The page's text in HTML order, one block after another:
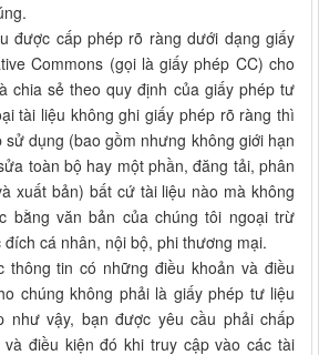
được cấp phép rõ ràng dưới dạng giấy
Commons (gọi là giấy phép CC) cho
chia sẻ theo quy định của giấy phép tư
tài liệu không ghi giấy phép rõ ràng thì
dụng (bao gồm nhưng không giới hạn
toàn bộ hay một phần, đăng tải, phân
xuất bản) bất cứ tài liệu nào mà không
bằng văn bản của chúng tôi ngoại trừ
cá nhân, nội bộ, phi thương mại.
thông tin có những điều khoản và điều
chúng không phải là giấy phép tư liệu
như vậy, bạn được yêu cầu phải chấp
điều kiện đó khi truy cập vào các tài